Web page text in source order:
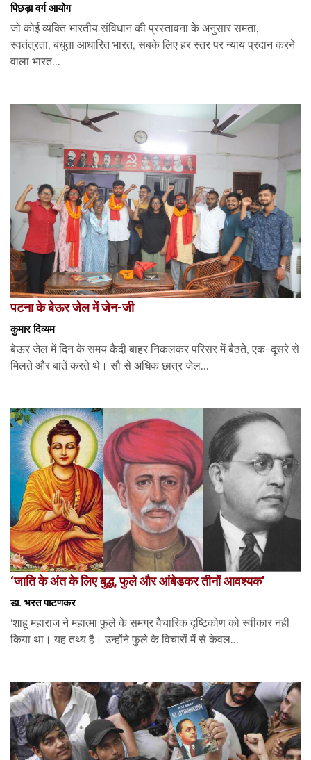
पिछड़ा वर्ग आयोग
जो कोई व्यक्ति भारतीय संविधान की प्रस्तावना के अनुसार समता,
स्वतंत्रता, बंधुता आधारित भारत, सबके लिए हर स्तर पर न्याय प्रदान करने
वाला भारत...
पटना के बेऊर जेल में जेन-जी
कुमार दिव्यम
बेऊर जेल में दिन के समय कैदी बाहर निकलकर परिसर में बैठते, एक-दूसरे से
मिलते और बातें करते थे। सौ से अधिक छात्र जेल...
‘जाति के अंत के लिए बुद्ध, फुले और आंबेडकर तीनों आवश्यक’
डा. भरत पाटणकर
‘शाहू महाराज ने महात्मा फुले के समग्र वैचारिक दृष्टिकोण को स्वीकार नहीं
किया था। यह तथ्य है। उन्होंने फुले के विचारों में से केवल...